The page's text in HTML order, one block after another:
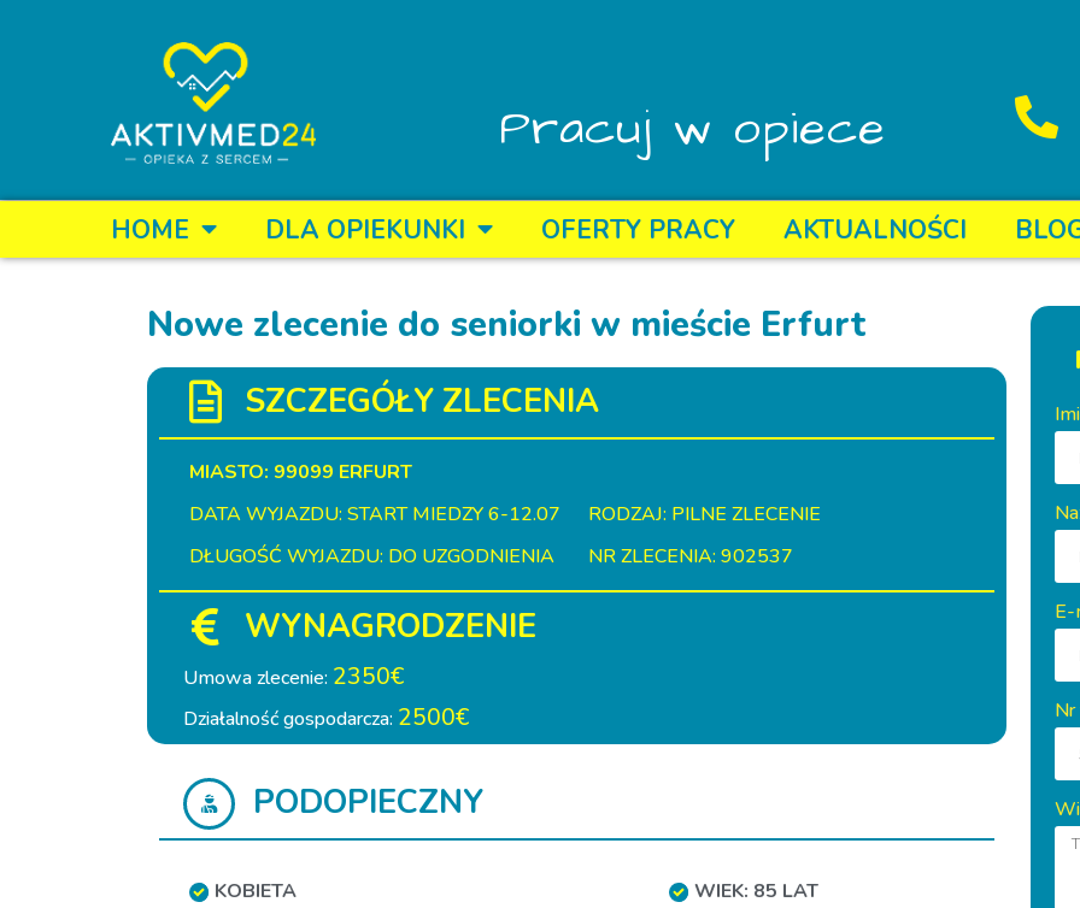
Pracuj w opiece
HOME DLA OPIEKUNKI OFERTY PRACY AKTUALNOŚCI
Nowe zlecenie do seniorki w mieście Erfurt
SZCZEGÓŁY ZLECENIA
MIASTO: 99099 ERFURT
DATA WYJAZDU: START MIEDZY 6-12.07
RODZAJ: PILNE ZLECENIE
DŁUGOŚĆ WYJAZDU: DO UZGODNIENIA
NR ZLECENIA: 902537
WYNAGRODZENIE
Umowa zlecenie: 2350€
Działalność gospodarcza: 2500€
PODOPIECZNY
KOBIETA
WIEK: 85 LAT